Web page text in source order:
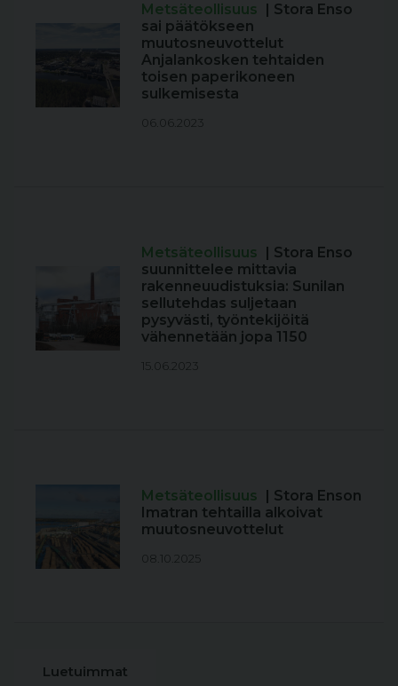
Metsäteollisuus | Stora Enso
sai päätökseen
muutosneuvottelut
Anjalankosken tehtaiden
toisen paperikoneen
sulkemisesta
06.06.2023
Metsäteollisuus | Stora Enso
suunnittelee mittavia
rakenneuudistuksia: Sunilan
sellutehdas suljetaan
pysyvästi, työntekijöitä
vähennetään jopa 1150
15.06.2023
Metsäteollisuus | Stora Enson
Imatran tehtailla alkoivat
muutosneuvottelut
08.10.2025
Luetuimmat